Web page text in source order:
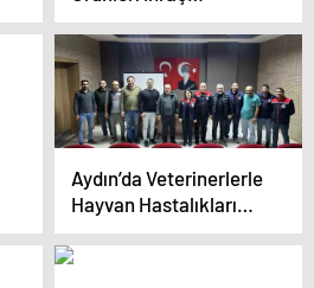
İmkanları Artıyor
Aydın’da Veterinerlerle
Hayvan Hastalıkları
Toplantısı